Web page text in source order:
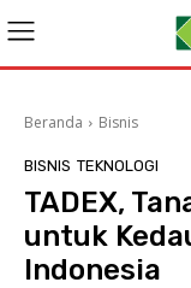
Beranda Bisnis
BISNIS TEKNOLOGI
TADEX,
untuk
Indonesia